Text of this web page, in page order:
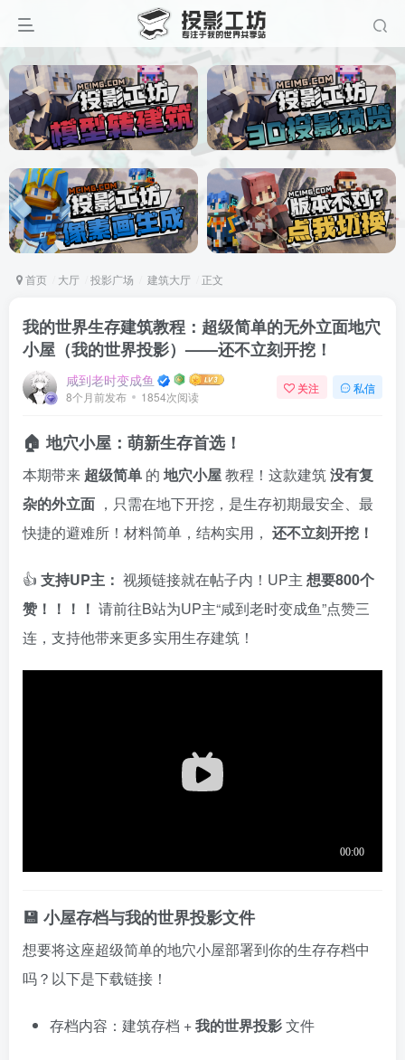
首页 大厅 投影广场 建筑大厅 正文
我的世界生存建筑教程：超级简单的无外立面地穴
小屋（我的世界投影）——还不立刻开挖！
咸到老时变成鱼
8个月前发布 1854次阅读
关注 私信
🏠 地穴小屋：萌新生存首选！
本期带来 超级简单 的 地穴小屋教程！这款建筑没有复
杂的外立面 ，只需在地下开挖，是生存初期最安全、最
快捷的避难所！材料简单，结构实用， 还不立刻开挖！
👍 支持UP主： 视频链接就在帖子内！UP主 想要800个
赞！！！！ 请前往B站为UP主“咸到老时变成鱼”点赞三
连，支持他带来更多实用生存建筑！
💾 小屋存档与我的世界投影文件
想要将这座超级简单的地穴小屋部署到你的生存存档中
吗？以下是下载链接！
存档内容：建筑存档 +我的世界投影文件